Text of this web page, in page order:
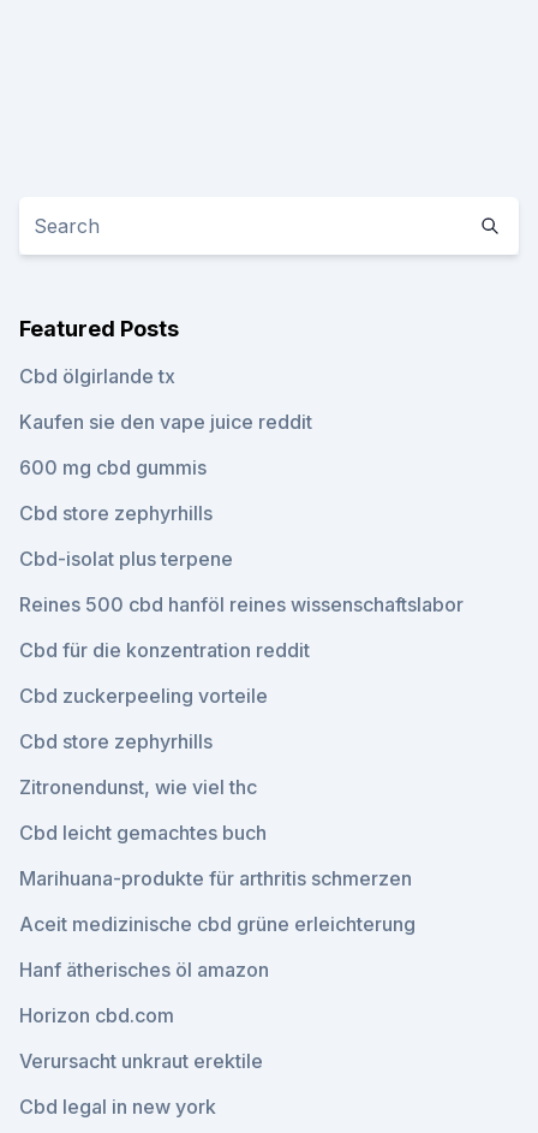
Featured Posts
Cbd ölgirlande tx
Kaufen sie den vape juice reddit
600 mg cbd gummis
Cbd store zephyrhills
Cbd-isolat plus terpene
Reines 500 cbd hanföl reines wissenschaftslabor
Cbd für die konzentration reddit
Cbd zuckerpeeling vorteile
Cbd store zephyrhills
Zitronendunst, wie viel thc
Cbd leicht gemachtes buch
Marihuana-produkte für arthritis schmerzen
Aceit medizinische cbd grüne erleichterung
Hanf ätherisches öl amazon
Horizon cbd.com
Verursacht unkraut erektile
Cbd legal in new york